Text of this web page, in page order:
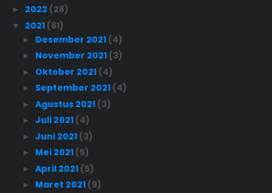
► 2022 (28)
▼ 2021 (61)
► Desember 2021 (4)
► November 2021 (3)
► Oktober 2021 (4)
► September 2021 (4)
► Agustus 2021 (3)
► Juli 2021 (4)
► Juni 2021 (3)
► Mei 2021 (5)
► April 2021 (5)
► Maret 2021 (9)